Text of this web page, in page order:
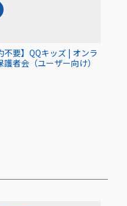
不要】QQキッズ | オンラ
護者会（ユーザー向け）